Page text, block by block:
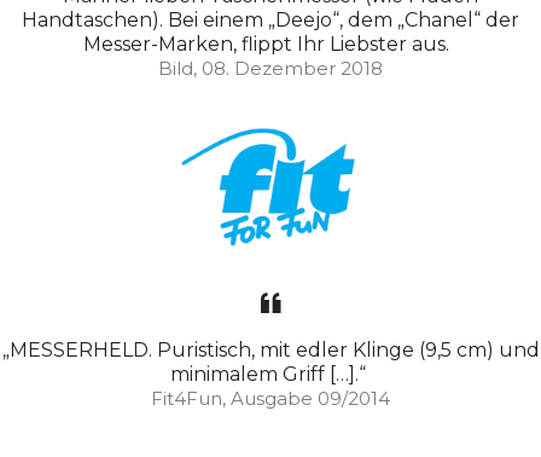
Handtaschen). Bei einem „Deejo“, dem „Chanel“ der
Messer-Marken, flippt Ihr Liebster aus.
Bild, 08. Dezember 2018
„MESSERHELD. Puristisch, mit edler Klinge (9,5 cm) und
minimalem Griff […].“
Fit4Fun, Ausgabe 09/2014